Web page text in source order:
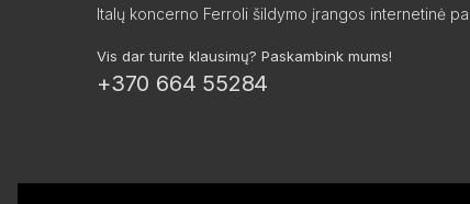
Italų koncerno Ferroli šildymo įrangos internetinė
Vis dar turite klausimų? Paskambink mums!
+370 664 55284